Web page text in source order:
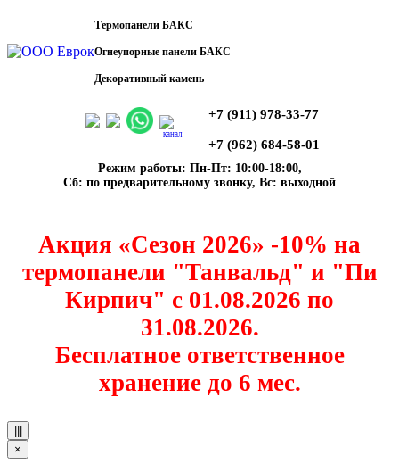
Термопанели БАКС
Огнеупорные панели БАКС
Декоративный камень
канал
+7 (911) 978-33-77
+7 (962) 684-58-01
Режим работы: Пн-Пт: 10:00-18:00,
Сб: по предварительному звонку, Вс: выходной
Акция «Сезон 2026» -10% на
термопанели "Танвальд" и "Пи
Кирпич" с 01.08.2026 по
31.08.2026.
Бесплатное ответственное
хранение до 6 мес.
×